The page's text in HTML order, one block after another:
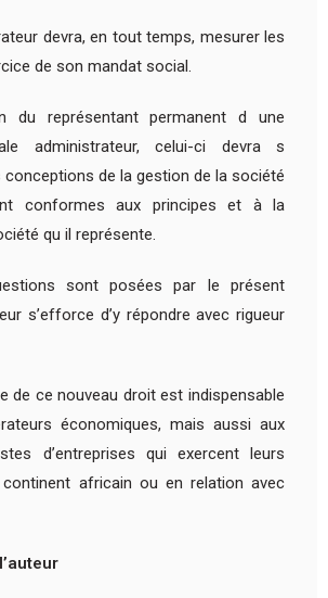
devra, en tout temps, mesurer les
de son mandat social.
du représentant permanent d une
administrateur, celui-ci devra s
conceptions de la gestion de la société
conformes aux principes et à la
qu il représente.
sont posées par le présent
s’efforce d’y répondre avec rigueur
de ce nouveau droit est indispensable
économiques, mais aussi aux
d’entreprises qui exercent leurs
africain ou en relation avec